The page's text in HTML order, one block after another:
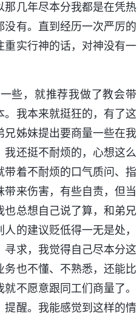
几年尽本分我都是在凭热
有。直到经历一次严厉的
重实行神的话，对神没有一
些，就推荐我做了教会带
我本来就挺狂的，有了这
姊妹提出要商量一些在我
还挺不耐烦的，心想这么
着不耐烦的口气质问、指
来伤害，有些自责，但当
也总想自己说了算，和弟兄
的建议贬低得一无是处，
求，我觉得自己尽本分这
也不懂、不熟悉，还能比
不愿意跟同工们商量了。
提醒。我能感觉到这样的情